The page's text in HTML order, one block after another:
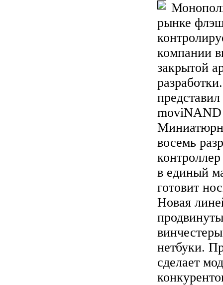
рынке
компании
закрытой
восемь
в единый
готовит
Новая
нетбуки.
сделает